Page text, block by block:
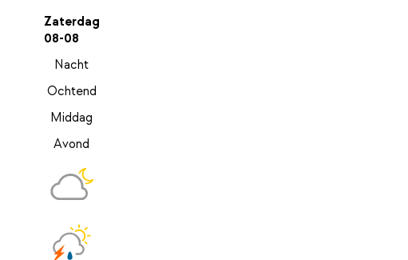
Zaterdag
08-08
Nacht
Ochtend
Middag
Avond